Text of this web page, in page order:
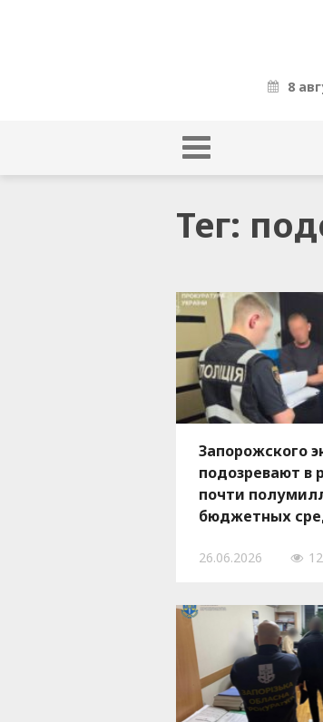
8
Тег:
Запорожского
подозревают в
почти
бюджетных
укрытий
26.06.2026